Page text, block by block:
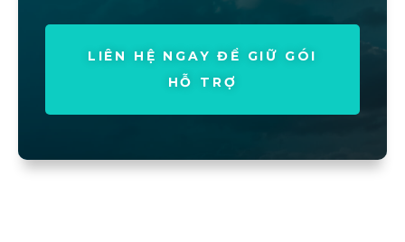
LIÊN HỆ NGAY ĐỂ GIỮ GÓI
HỖ TRỢ